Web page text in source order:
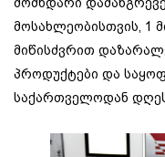
მომხდარი
მოსახლეობისთვის, 1
მიწისძვრით
პროდუქტები და
საქართველოდან დღეს